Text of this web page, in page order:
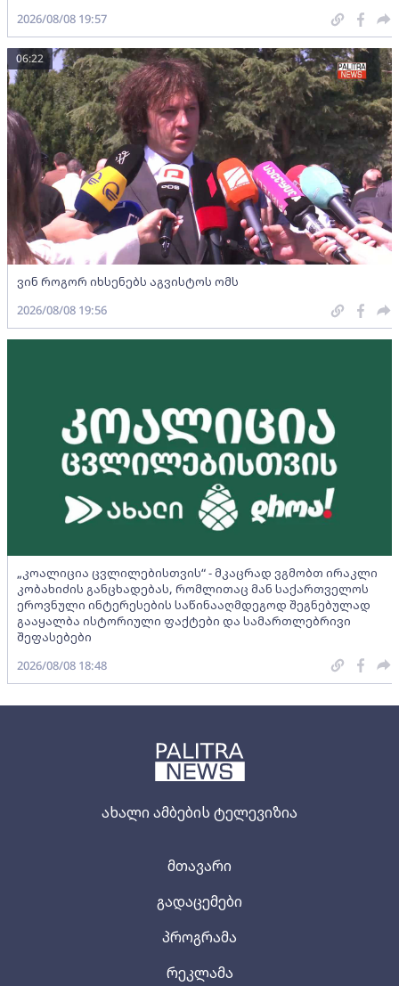
ახალი ამბების ტელევიზია
მთავარი
გადაცემები
პროგრამა
რეკლამა
2026/08/08 19:57
ვინ როგორ იხსენებს აგვისტოს ომს
06:22
2026/08/08 19:56
„კოალიცია ცვლილებისთვის“ - მკაცრად ვგმობთ ირაკლი
კობახიძის განცხადებას, რომლითაც მან საქართველოს
ეროვნული ინტერესების საწინააღმდეგოდ შეგნებულად
გააყალბა ისტორიული ფაქტები და სამართლებრივი
შეფასებები
2026/08/08 18:48